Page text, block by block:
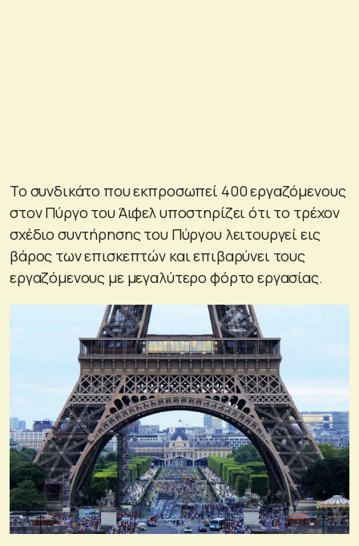
Το συνδικάτο που εκπροσωπεί 400 εργαζόμενους
στον Πύργο του Άιφελ υποστηρίζει ότι το τρέχον
σχέδιο συντήρησης του Πύργου λειτουργεί εις
βάρος των επισκεπτών και επιβαρύνει τους
εργαζόμενους με μεγαλύτερο φόρτο εργασίας.